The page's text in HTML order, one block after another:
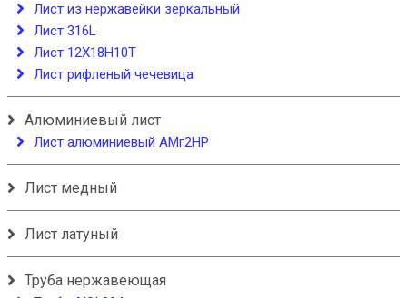
Лист из нержавейки зеркальный
Лист 316L
Лист 12Х18Н10Т
Лист рифленый чечевица
Алюминиевый лист
Лист алюминиевый АМг2НР
Лист медный
Лист латуный
Труба нержавеющая